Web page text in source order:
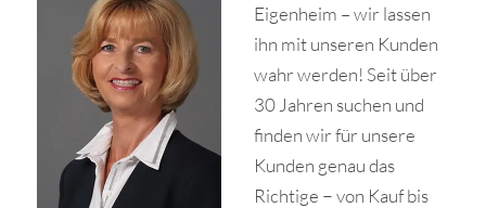
Eigenheim – wir lassen
ihn mit unseren Kunden
wahr werden! Seit über
30 Jahren suchen und
finden wir für unsere
Kunden genau das
Richtige − von Kauf bis